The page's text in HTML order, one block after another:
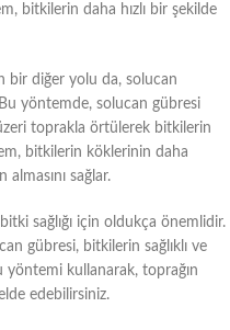
bitkilerin daha hızlı bir şekilde
bir diğer yolu da, solucan
yöntemde, solucan gübresi
toprakla örtülerek bitkilerin
bitkilerin köklerinin daha
almasını sağlar.
sağlığı için oldukça önemlidir.
gübresi, bitkilerin sağlıklı ve
yöntemi kullanarak, toprağın
edebilirsiniz.